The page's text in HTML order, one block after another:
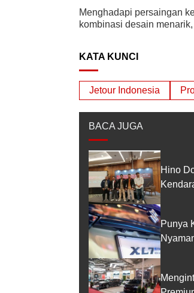
Menghadapi persaingan
kombinasi desain
KATA KUNCI
Jetour Indonesia
BACA JUGA
Hino
Punya